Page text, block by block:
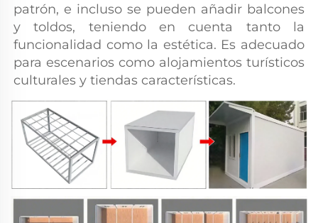
patrón, e incluso se pueden añadir balcones
y toldos, teniendo en cuenta tanto la
funcionalidad como la estética. Es adecuado
para escenarios como alojamientos turísticos
culturales y tiendas características.